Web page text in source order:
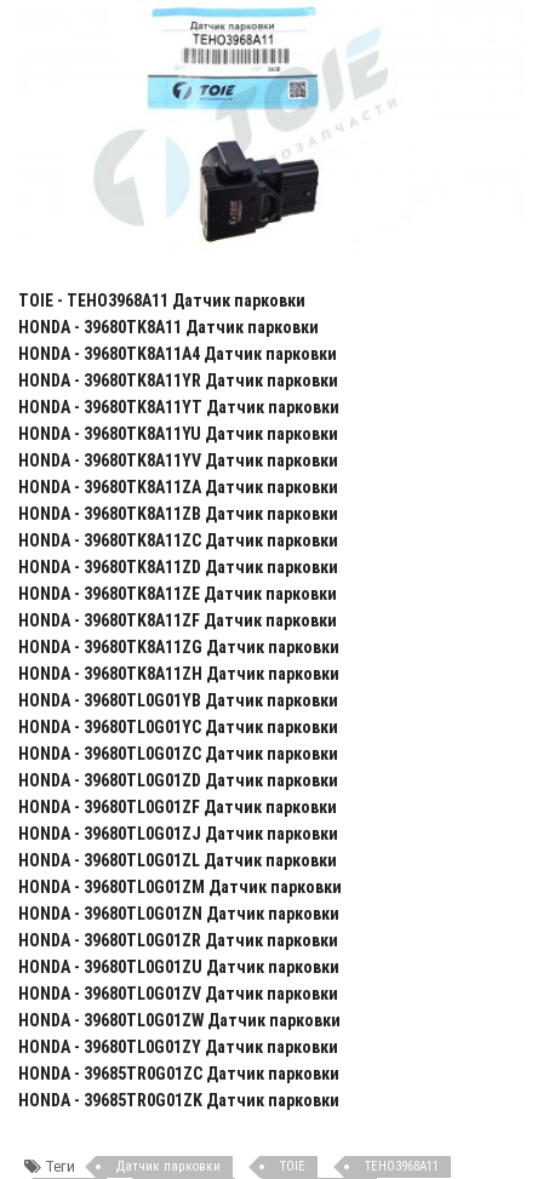
TOIE - TEHO3968A11 Датчик парковки
HONDA - 39680TK8A11 Датчик парковки
HONDA - 39680TK8A11A4 Датчик парковки
HONDA - 39680TK8A11YR Датчик парковки
HONDA - 39680TK8A11YT Датчик парковки
HONDA - 39680TK8A11YU Датчик парковки
HONDA - 39680TK8A11YV Датчик парковки
HONDA - 39680TK8A11ZA Датчик парковки
HONDA - 39680TK8A11ZB Датчик парковки
HONDA - 39680TK8A11ZC Датчик парковки
HONDA - 39680TK8A11ZD Датчик парковки
HONDA - 39680TK8A11ZE Датчик парковки
HONDA - 39680TK8A11ZF Датчик парковки
HONDA - 39680TK8A11ZG Датчик парковки
HONDA - 39680TK8A11ZH Датчик парковки
HONDA - 39680TL0G01YB Датчик парковки
HONDA - 39680TL0G01YC Датчик парковки
HONDA - 39680TL0G01ZC Датчик парковки
HONDA - 39680TL0G01ZD Датчик парковки
HONDA - 39680TL0G01ZF Датчик парковки
HONDA - 39680TL0G01ZJ Датчик парковки
HONDA - 39680TL0G01ZL Датчик парковки
HONDA - 39680TL0G01ZM Датчик парковки
HONDA - 39680TL0G01ZN Датчик парковки
HONDA - 39680TL0G01ZR Датчик парковки
HONDA - 39680TL0G01ZU Датчик парковки
HONDA - 39680TL0G01ZV Датчик парковки
HONDA - 39680TL0G01ZW Датчик парковки
HONDA - 39680TL0G01ZY Датчик парковки
HONDA - 39685TR0G01ZC Датчик парковки
HONDA - 39685TR0G01ZK Датчик парковки
Теги Датчик парковки TOIE
TEHO3968A11